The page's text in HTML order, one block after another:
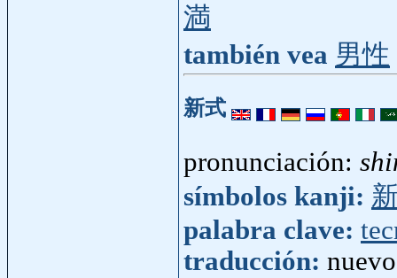
満
también vea 男性
新式
pronunciación:
símbolos kanji:
palabra clave:
traducción: